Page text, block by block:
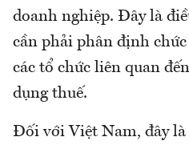
doanh nghiệp. Đây là
cần phải phân định
các tổ chức liên quan
dụng thuế.
Đối với Việt Nam, đây